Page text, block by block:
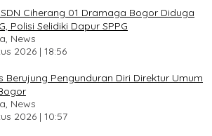
Ciherang 01 Dramaga Bogor Diduga
Polisi Selidiki Dapur SPPG
News
2026 | 18:56
Berujung Pengunduran Diri Direktur Umum
News
2026 | 10:57